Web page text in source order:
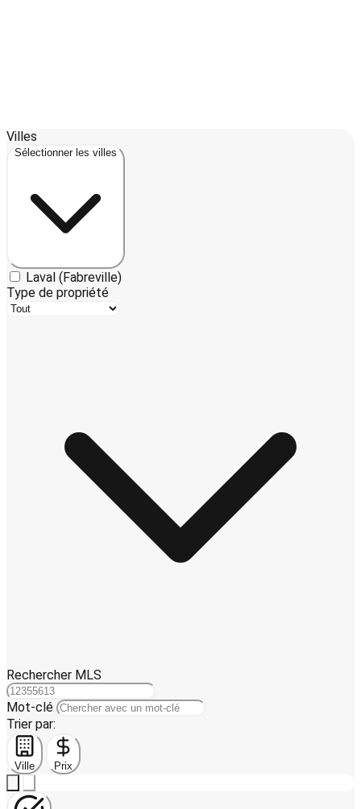
+
Villes
Sélectionner les villes
Laval (Fabreville)
Type de propriété
Rechercher MLS
Mot-clé
Trier par:
Ville Prix